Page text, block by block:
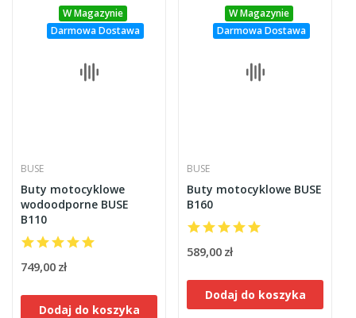
W Magazynie
Darmowa Dostawa
BUSE
Buty motocyklowe
wodoodporne BUSE
B110
749,00 zł
Dodaj do koszyka
W Magazynie
Darmowa Dostawa
BUSE
Buty motocyklowe BUSE
B160
589,00 zł
Dodaj do koszyka